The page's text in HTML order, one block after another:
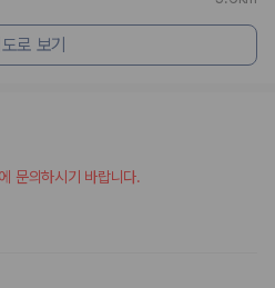
다.
원하는 사용자에게 적합합니다.
렌트카 가격비교 플랫폼
렌트카까지 비교할 수 있는 렌트카 가
로 보기
문의하시기 바랍니다.